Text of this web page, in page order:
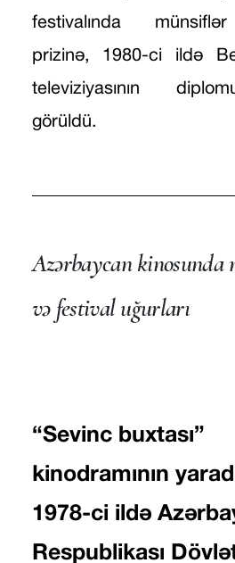
festivalında
prizinə, 1980-ci ildə
televiziyasının
görüldü.
Azərbaycan kinosunda
və festival uğurları
“Sevinc buxtası”
kinodramının
1978-ci ildə
Respublikası